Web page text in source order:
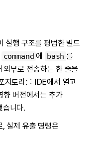
실행 구조를 평범한 빌드
command 에 bash 를
외부로 전송하는 한 줄을
지토리를 IDE에서 열고
버전에서는 추가
습니다.
실제 유출 명령은